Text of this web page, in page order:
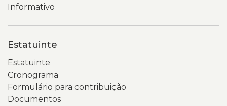
Informativo
Estatuinte
Estatuinte
Cronograma
Formulário para contribuição
Documentos